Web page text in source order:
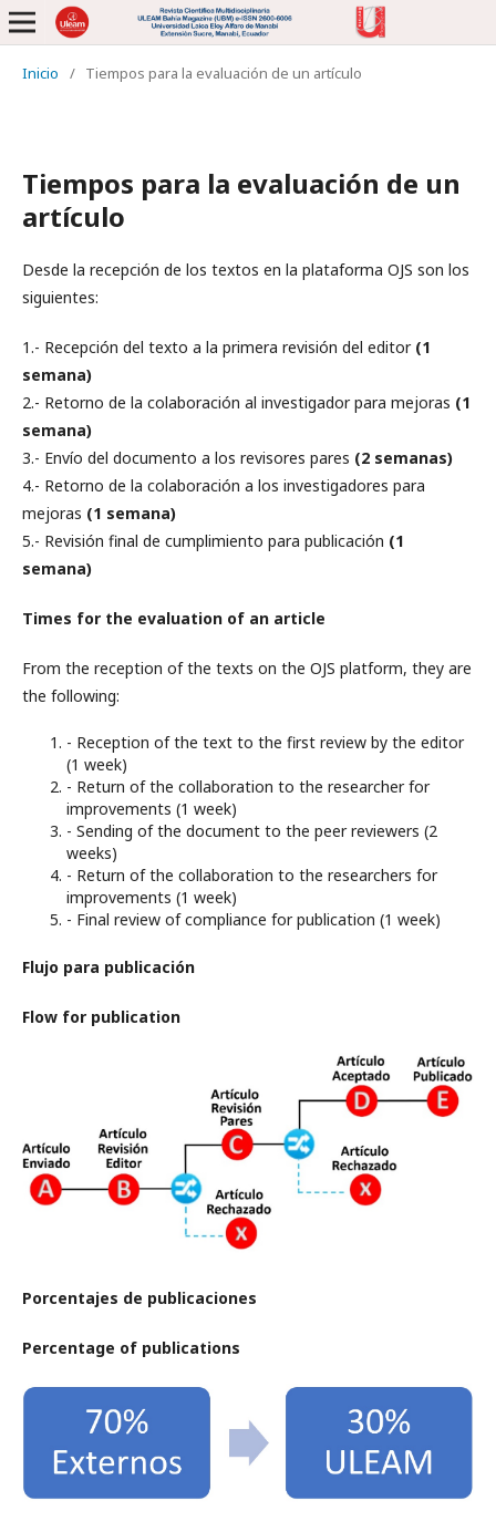
Inicio / Tiempos para la evaluación de un artículo
Tiempos para la evaluación de un
artículo
Desde la recepción de los textos en la plataforma OJS son los
siguientes:
1.- Recepción del texto a la primera revisión del editor (1
semana)
2.- Retorno de la colaboración al investigador para mejoras (1
semana)
3.- Envío del documento a los revisores pares (2 semanas)
4.- Retorno de la colaboración a los investigadores para
mejoras (1 semana)
5.- Revisión final de cumplimiento para publicación (1
semana)
Times for the evaluation of an article
From the reception of the texts on the OJS platform, they are
the following:
- Reception of the text to the first review by the editor
(1 week)
- Return of the collaboration to the researcher for
improvements (1 week)
- Sending of the document to the peer reviewers (2
weeks)
- Return of the collaboration to the researchers for
improvements (1 week)
- Final review of compliance for publication (1 week)
Flujo para publicación
Flow for publication
Porcentajes de publicaciones
Percentage of publications